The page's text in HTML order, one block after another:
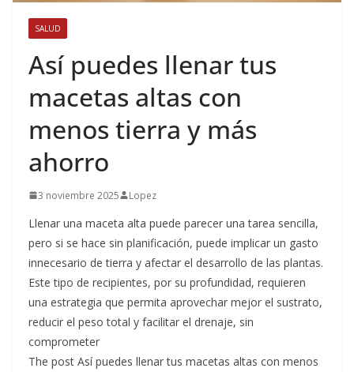
SALUD
Así puedes llenar tus
macetas altas con
menos tierra y más
ahorro
3 noviembre 2025 Lopez
Llenar una maceta alta puede parecer una tarea sencilla,
pero si se hace sin planificación, puede implicar un gasto
innecesario de tierra y afectar el desarrollo de las plantas.
Este tipo de recipientes, por su profundidad, requieren
una estrategia que permita aprovechar mejor el sustrato,
reducir el peso total y facilitar el drenaje, sin
comprometer
The post Así puedes llenar tus macetas altas con menos